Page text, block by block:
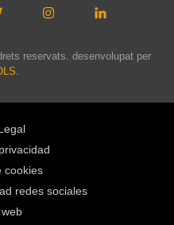
reservats. desenvolupat per
.
cookies
redes sociales